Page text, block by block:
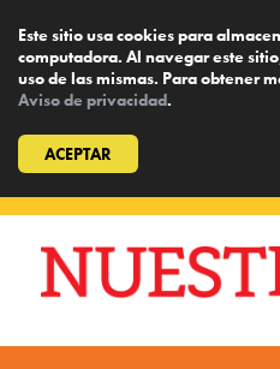
Este sitio usa cookies para
computadora. Al navegar este
uso de las mismas. Para obtener
Aviso de privacidad.
ACEPTAR
content